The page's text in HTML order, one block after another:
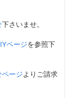
下さいませ。
ページを参照下
ページよりご請求